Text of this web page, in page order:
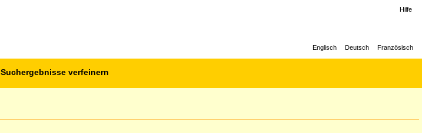
Suchergebnisse verfeinern
Hilfe
Englisch Deutsch Französisch